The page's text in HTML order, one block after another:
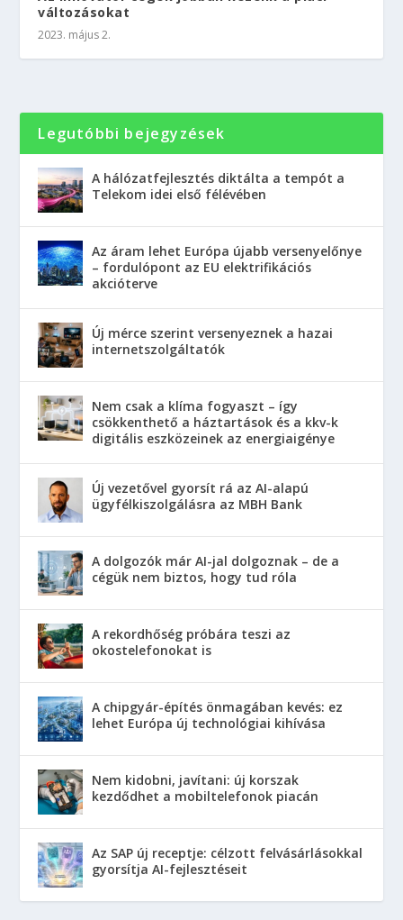
változásokat
2023. május 2.
Legutóbbi bejegyzések
A hálózatfejlesztés diktálta a tempót a
Telekom idei első félévében
Az áram lehet Európa újabb versenyelőnye
– fordulópont az EU elektrifikációs
akcióterve
Új mérce szerint versenyeznek a hazai
internetszolgáltatók
Nem csak a klíma fogyaszt – így
csökkenthető a háztartások és a kkv-k
digitális eszközeinek az energiaigénye
Új vezetővel gyorsít rá az AI-alapú
ügyfélkiszolgálásra az MBH Bank
A dolgozók már AI-jal dolgoznak – de a
cégük nem biztos, hogy tud róla
A rekordhőség próbára teszi az
okostelefonokat is
A chipgyár-építés önmagában kevés: ez
lehet Európa új technológiai kihívása
Nem kidobni, javítani: új korszak
kezdődhet a mobiltelefonok piacán
Az SAP új receptje: célzott felvásárlásokkal
gyorsítja AI-fejlesztéseit